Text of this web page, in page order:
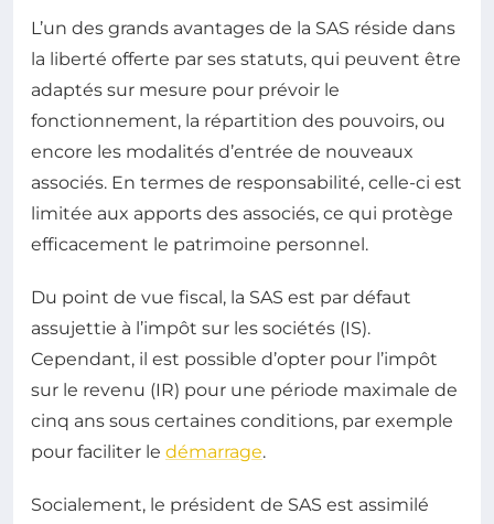
L’un des grands avantages de la SAS réside dans
la liberté offerte par ses statuts, qui peuvent être
adaptés sur mesure pour prévoir le
fonctionnement, la répartition des pouvoirs, ou
encore les modalités d’entrée de nouveaux
associés. En termes de responsabilité, celle-ci est
limitée aux apports des associés, ce qui protège
efficacement le patrimoine personnel.
Du point de vue fiscal, la SAS est par défaut
assujettie à l’impôt sur les sociétés (IS).
Cependant, il est possible d’opter pour l’impôt
sur le revenu (IR) pour une période maximale de
cinq ans sous certaines conditions, par exemple
pour faciliter le démarrage.
Socialement, le président de SAS est assimilé